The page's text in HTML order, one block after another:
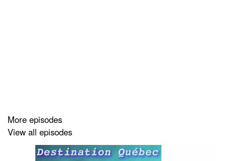
More episodes
View all episodes